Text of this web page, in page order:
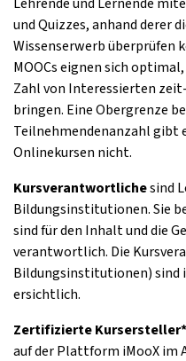
und Quizzes, anhand derer
Wissenserwerb überprüfen
MOOCs eignen sich
Zahl von Interessierten
bringen. Eine Obergrenze
Teilnehmendenanzahl gibt
Onlinekursen nicht.
Kursverantwortlichesind
Bildungsinstitutionen. Sie
sind für den Inhalt und die
verantwortlich. Die
Bildungsinstitutionen) sind
ersichtlich.
Zertifizierte
auf der Plattform iMooX im